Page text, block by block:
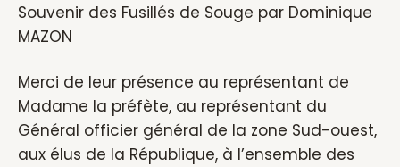
Souvenir des Fusillés de Souge par Dominique
MAZON
Merci de leur présence au représentant de
Madame la préfète, au représentant du
Général officier général de la zone Sud-ouest,
aux élus de la République, à l’ensemble des